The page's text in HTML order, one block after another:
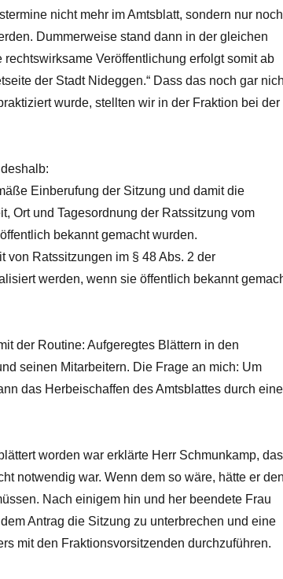
nicht mehr im Amtsblatt, sondern nur noch
Dummerweise stand dann in der gleichen
rechtswirksame Veröffentlichung erfolgt somit ab
der Stadt Nideggen.“ Dass das noch gar
wurde, stellten wir in der Fraktion bei der
Einberufung der Sitzung und damit die
Ort und Tagesordnung der Ratssitzung vom
bekannt gemacht wurden.
von Ratssitzungen im § 48 Abs. 2 der
werden, wenn sie öffentlich bekannt
der Routine: Aufgeregtes Blättern in den
seinen Mitarbeitern. Die Frage an mich: Um
das Herbeischaffen des Amtsblattes durch eine
worden war erklärte Herr Schmunkamp,
notwendig war. Wenn dem so wäre, hätte er
Nach einigem hin und her beendete Frau
Antrag die Sitzung zu unterbrechen und eine
mit den Fraktionsvorsitzenden durchzuführen.